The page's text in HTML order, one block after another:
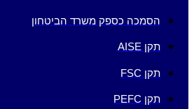
הסמכה כספק משרד הביטחון
תקן AISE
תקן FSC
תקן PEFC